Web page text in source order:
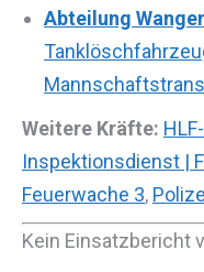
Abteilung
Weitere Kräfte:
Inspektionsdienst |
Feuerwache 3,
Kein Einsatzbericht